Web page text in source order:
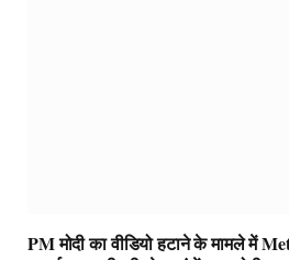
PM मोदी का वीडियो हटाने के मामले में